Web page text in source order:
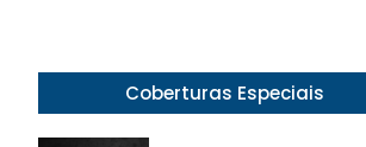
Coberturas Especiais